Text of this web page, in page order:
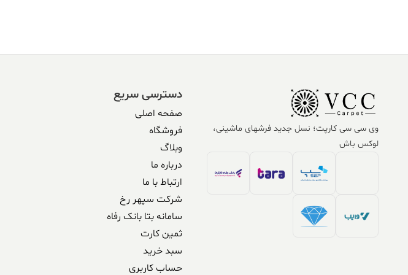
وی سی سی کارپت؛ نسل جدید فرشهای ماشینی،
لوکس باش
دسترسی سریع
صفحه اصلی
فروشگاه
وبلاگ
درباره ما
ارتباط با ما
شرکت سپهر رخ
سامانه بتا بانک رفاه
ثمین کارت
سبد خرید
حساب کاربری